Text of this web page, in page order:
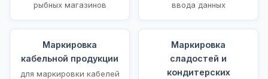
рыбных магазинов
ввода данных
Маркировка
кабельной продукции
для маркировки кабелей
Маркировка
сладостей и
кондитерских